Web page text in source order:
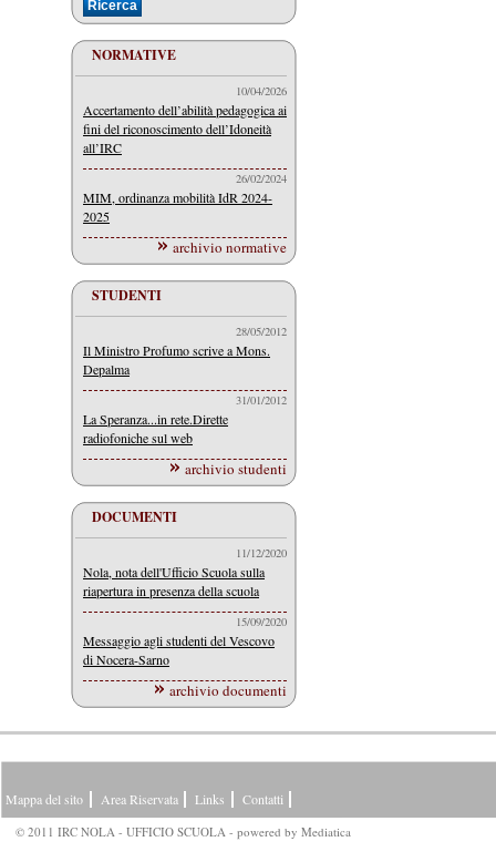
NORMATIVE
10/04/2026
Accertamento dell’abilità pedagogica ai
fini del riconoscimento dell’Idoneità
all’IRC
26/02/2024
MIM, ordinanza mobilità IdR 2024-
2025
archivio normative
STUDENTI
28/05/2012
Il Ministro Profumo scrive a Mons.
Depalma
31/01/2012
La Speranza...in rete.Dirette
radiofoniche sul web
archivio studenti
DOCUMENTI
11/12/2020
Nola, nota dell'Ufficio Scuola sulla
riapertura in presenza della scuola
15/09/2020
Messaggio agli studenti del Vescovo
di Nocera-Sarno
archivio documenti
Mappa del sito Area Riservata Links Contatti
© 2011 IRC NOLA - UFFICIO SCUOLA - powered by Mediatica